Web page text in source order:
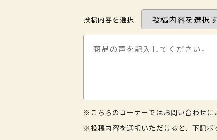
投稿内容を選択
※こちらのコーナーではお問い合わせに
※投稿内容を選択いただけると、下記ボ